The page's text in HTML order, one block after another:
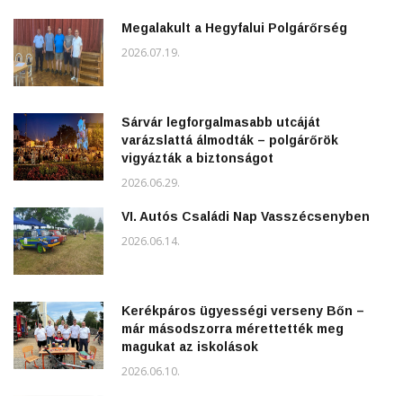
Megalakult a Hegyfalui Polgárőrség
2026.07.19.
Sárvár legforgalmasabb utcáját
varázslattá álmodták – polgárőrök
vigyázták a biztonságot
2026.06.29.
VI. Autós Családi Nap Vasszécsenyben
2026.06.14.
Kerékpáros ügyességi verseny Bőn –
már másodszorra mérettették meg
magukat az iskolások
2026.06.10.